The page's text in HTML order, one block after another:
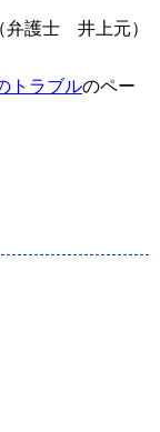
弁護士 井上元）
トラブルのペー